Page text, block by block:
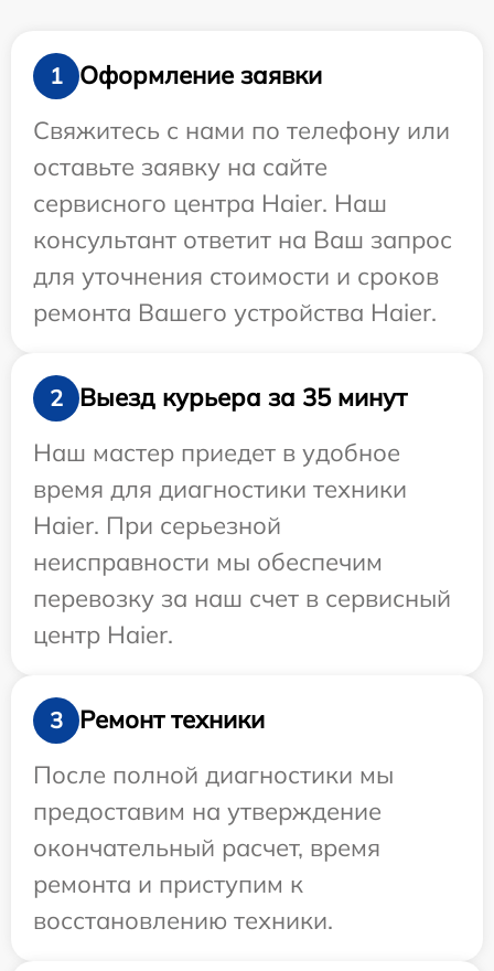
1
Оформление заявки
Свяжитесь с нами по телефону или
оставьте заявку на сайте
сервисного центра Haier. Наш
консультант ответит на Ваш запрос
для уточнения стоимости и сроков
ремонта Вашего устройства Haier.
2
Выезд курьера за 35 минут
Наш мастер приедет в удобное
время для диагностики техники
Haier. При серьезной
неисправности мы обеспечим
перевозку за наш счет в сервисный
центр Haier.
3
Ремонт техники
После полной диагностики мы
предоставим на утверждение
окончательный расчет, время
ремонта и приступим к
восстановлению техники.